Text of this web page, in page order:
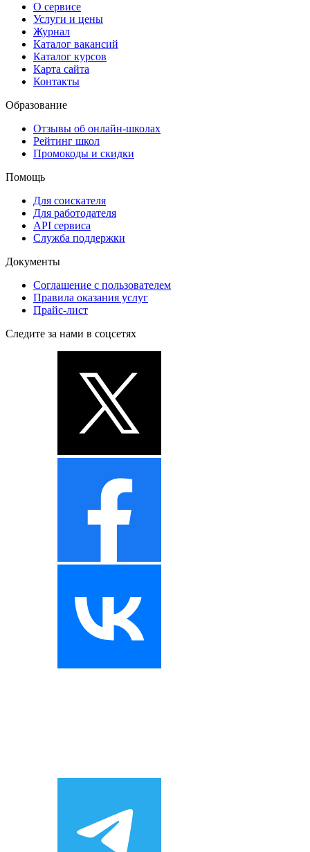
О сервисе
Услуги и цены
Журнал
Каталог вакансий
Каталог курсов
Карта сайта
Контакты
Образование
Отзывы об онлайн-школах
Рейтинг школ
Промокоды и скидки
Помощь
Для соискателя
Для работодателя
API сервиса
Служба поддержки
Документы
Соглашение с пользователем
Правила оказания услуг
Прайс-лист
Следите за нами в соцсетях